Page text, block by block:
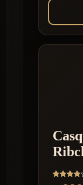
Note